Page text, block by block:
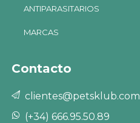
ANTIPARASITARIOS
MARCAS
Contacto
clientes@petsklub.com
(+34) 666.95.50.89